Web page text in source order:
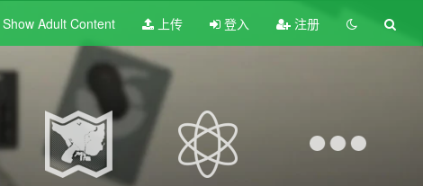
Show Adult Content 上传 登入 注册